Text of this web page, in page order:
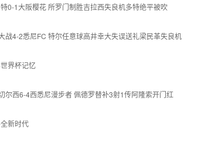
0-1大阪樱花 所罗门制胜吉拉西失良机多特绝平被吹
战4-2悉尼FC 特尔任意球高井幸大失误送礼梁民革失良机
界杯记忆
尔西6-4西悉尼漫步者 佩德罗替补3射1传阿隆索开门红
新时代